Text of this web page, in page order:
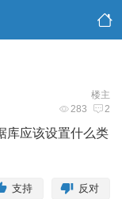
楼主
283 2
库应该设置什么类
反对
支持